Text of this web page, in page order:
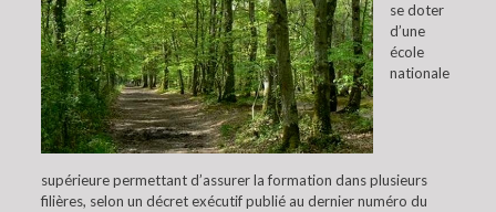
se doter
d’une
école
nationale
supérieure permettant d’assurer la formation dans plusieurs
filières, selon un décret exécutif publié au dernier numéro du